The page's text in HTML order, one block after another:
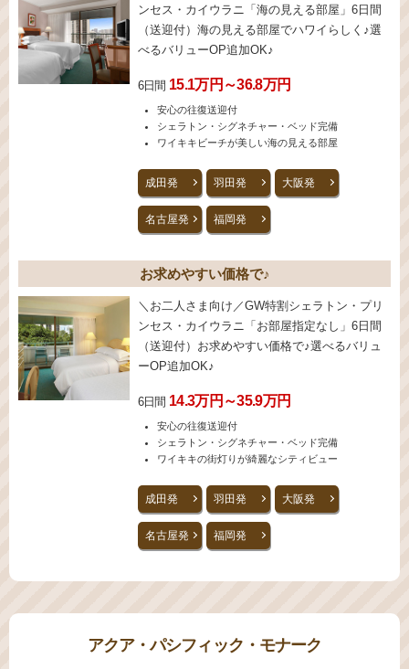
ンセス・カイウラニ「海の見える部屋」6日間
（送迎付）海の見える部屋でハワイらしく♪選
べるバリューOP追加OK♪
6日間 15.1万円～36.8万円
安心の往復送迎付
シェラトン・シグネチャー・ベッド完備
ワイキキビーチが美しい海の見える部屋
成田発 羽田発 大阪発
名古屋発 福岡発
お求めやすい価格で♪
＼お二人さま向け／GW特割シェラトン・プリ
ンセス・カイウラニ「お部屋指定なし」6日間
（送迎付）お求めやすい価格で♪選べるバリュ
ーOP追加OK♪
6日間 14.3万円～35.9万円
安心の往復送迎付
シェラトン・シグネチャー・ベッド完備
ワイキキの街灯りが綺麗なシティビュー
成田発 羽田発 大阪発
名古屋発 福岡発
アクア・パシフィック・モナーク